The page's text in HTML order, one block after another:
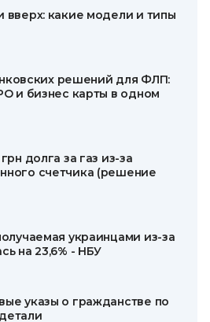
вверх: какие модели и типы
решений для ФЛП:
и бизнес карты в одном
долга за газ из-за
счетчика (решение
украинцами из-за
на 23,6% - НБУ
указы о гражданстве по